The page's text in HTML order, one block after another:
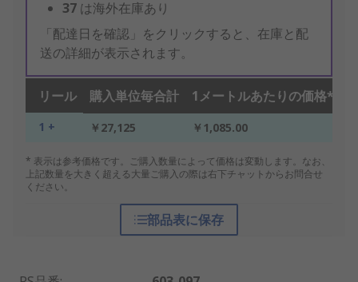
37 は海外在庫あり
「配達日を確認」をクリックすると、在庫と配
送の詳細が表示されます。
リール 購入単位毎合計 1メートルあたりの価格*
1 + ￥27,125 ￥1,085.00
* 表示は参考価格です。ご購入数量によって価格は変動します。なお、
上記数量を大きく超える大量ご購入の際は右下チャットからお問合せ
ください。
部品表に保存